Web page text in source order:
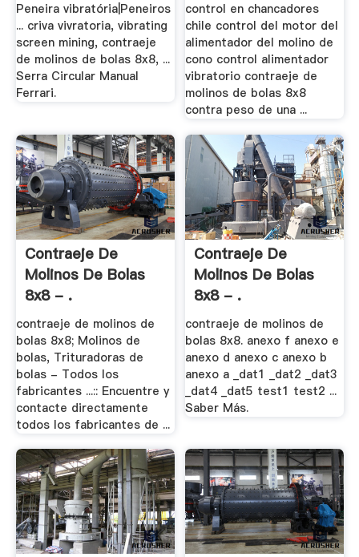
Peneira vibratória|Peneiros
... criva vivratoria, vibrating
screen mining, contraeje
de molinos de bolas 8x8, ...
Serra Circular Manual
Ferrari.
control en chancadores
chile control del motor del
alimentador del molino de
cono control alimentador
vibratorio contraeje de
molinos de bolas 8x8
contra peso de una ...
Contraeje De
Molinos De Bolas
8x8 - .
contraeje de molinos de
bolas 8x8; Molinos de
bolas, Trituradoras de
bolas - Todos los
fabricantes ...:: Encuentre y
contacte directamente
todos los fabricantes de ...
Contraeje De
Molinos De Bolas
8x8 - .
contraeje de molinos de
bolas 8x8. anexo f anexo e
anexo d anexo c anexo b
anexo a _dat1 _dat2 _dat3
_dat4 _dat5 test1 test2 ...
Saber Más.